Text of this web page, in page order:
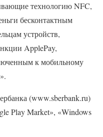
технологию NFC,
бесконтактным
устройств,
ApplePay,
к мобильному
(www.sberbank.ru)
Play Market», «Windows